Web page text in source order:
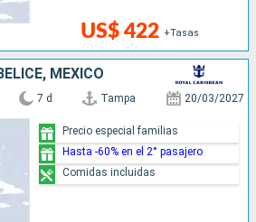
US$ 422 +Tasas
MÉXICO
7 d Tampa 20/03/2027
Precio especial familias
Hasta -60% en el 2° pasajero
Comidas incluidas